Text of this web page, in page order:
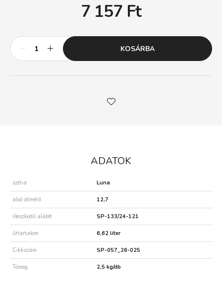
7 157 Ft
KOSÁRBA
ADATOK
széria Luna
alsó átmérő 12,7
illeszkedő alátét SP-133/24-121
űrtartalom 6,62 liter
Cikkszám SP-057_26-025
Tömeg 2,5 kg/db